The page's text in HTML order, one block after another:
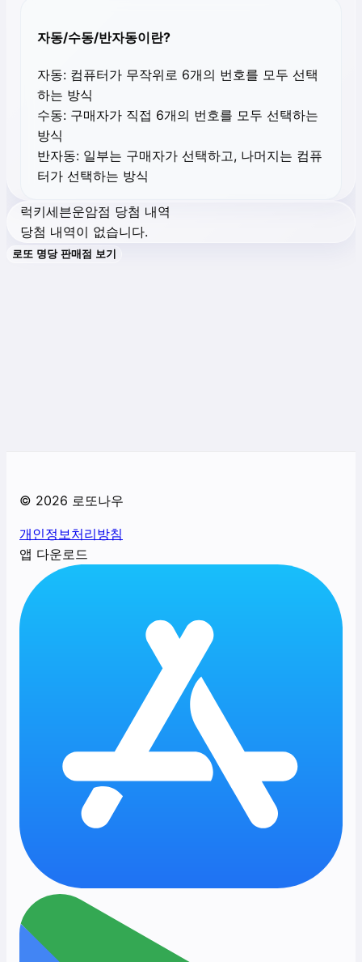
자동/수동/반자동이란?
자동: 컴퓨터가 무작위로 6개의 번호를 모두 선택
하는 방식
수동: 구매자가 직접 6개의 번호를 모두 선택하는
방식
반자동: 일부는 구매자가 선택하고, 나머지는 컴퓨
터가 선택하는 방식
럭키세븐운암점 당첨 내역
당첨 내역이 없습니다.
로또 명당 판매점 보기
© 2026 로또나우
개인정보처리방침
앱 다운로드